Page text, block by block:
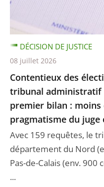
Contentieux des
tribunal administratif
premier bilan : moins
pragmatisme du juge
Avec 159 requêtes, le
département du Nord
Pas-de-Calais (env. 900
...
DÉCISION DE JUSTICE
08 juillet 2026